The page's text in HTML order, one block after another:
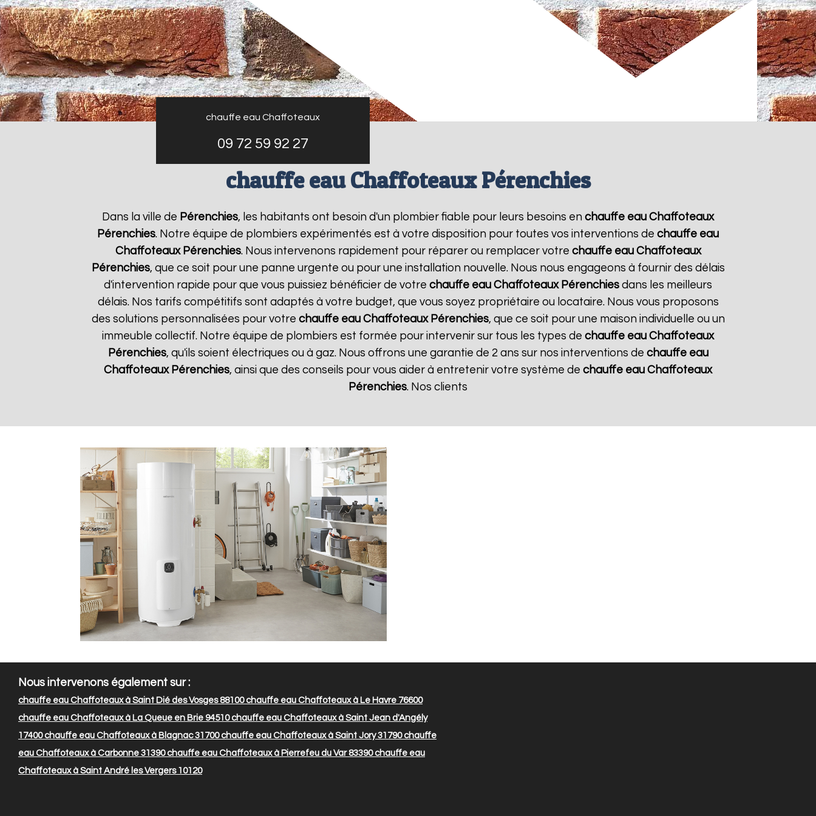
chauffe eau Chaffoteaux
09 72 59 92 27
chauffe eau Chaffoteaux Pérenchies
Dans la ville de Pérenchies, les habitants ont besoin d'un plombier fiable pour leurs besoins en chauffe eau Chaffoteaux
Pérenchies. Notre équipe de plombiers expérimentés est à votre disposition pour toutes vos interventions de chauffe eau
Chaffoteaux Pérenchies. Nous intervenons rapidement pour réparer ou remplacer votre chauffe eau Chaffoteaux
Pérenchies, que ce soit pour une panne urgente ou pour une installation nouvelle. Nous nous engageons à fournir des délais
d'intervention rapide pour que vous puissiez bénéficier de votre chauffe eau Chaffoteaux Pérenchies dans les meilleurs
délais. Nos tarifs compétitifs sont adaptés à votre budget, que vous soyez propriétaire ou locataire. Nous vous proposons
des solutions personnalisées pour votre chauffe eau Chaffoteaux Pérenchies, que ce soit pour une maison individuelle ou un
immeuble collectif. Notre équipe de plombiers est formée pour intervenir sur tous les types de chauffe eau Chaffoteaux
Pérenchies, qu'ils soient électriques ou à gaz. Nous offrons une garantie de 2 ans sur nos interventions de chauffe eau
Chaffoteaux Pérenchies, ainsi que des conseils pour vous aider à entretenir votre système de chauffe eau Chaffoteaux
Pérenchies. Nos clients
Nous intervenons également sur :
chauffe eau Chaffoteaux à Saint Dié des Vosges 88100chauffe eau Chaffoteaux à Le Havre 76600
chauffe eau Chaffoteaux à La Queue en Brie 94510chauffe eau Chaffoteaux à Saint Jean d'Angély
17400chauffe eau Chaffoteaux à Blagnac 31700chauffe eau Chaffoteaux à Saint Jory 31790chauffe
eau Chaffoteaux à Carbonne 31390chauffe eau Chaffoteaux à Pierrefeu du Var 83390chauffe eau
Chaffoteaux à Saint André les Vergers 10120